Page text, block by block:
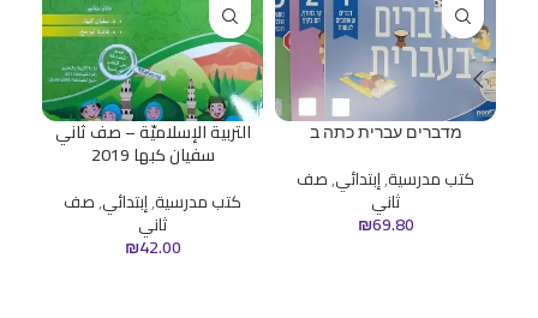
מדברים עברית כתה ב
كتب مدرسية,إبتدائي,صف
ثاني
₪69.80
التربية الإسلاميّة – صف ثاني
سفيان كبها 2019
كتب مدرسية,إبتدائي,صف
ثاني
₪42.00